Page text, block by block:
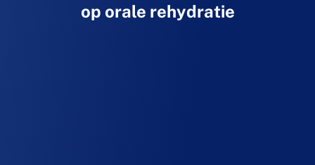
op orale rehydratie